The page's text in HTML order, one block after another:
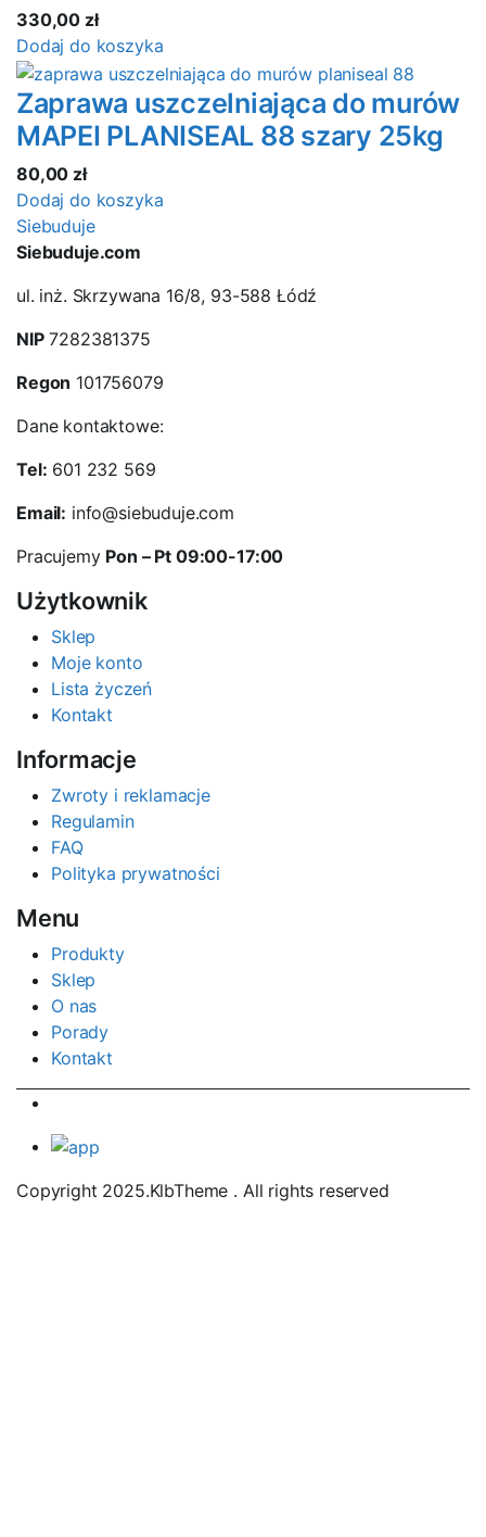
330,00 zł
Dodaj do koszyka
Zaprawa uszczelniająca do murów
MAPEI PLANISEAL 88 szary 25kg
80,00 zł
Dodaj do koszyka
Siebuduje
Siebuduje.com
ul. inż. Skrzywana 16/8, 93-588 Łódź
NIP7282381375
Regon 101756079
Dane kontaktowe:
Tel: 601 232 569
Email: info@siebuduje.com
Pracujemy Pon – Pt 09:00-17:00
Użytkownik
Sklep
Moje konto
Lista życzeń
Kontakt
Informacje
Zwroty i reklamacje
Regulamin
FAQ
Polityka prywatności
Menu
Produkty
Sklep
O nas
Porady
Kontakt
Copyright 2025.KlbTheme . All rights reserved